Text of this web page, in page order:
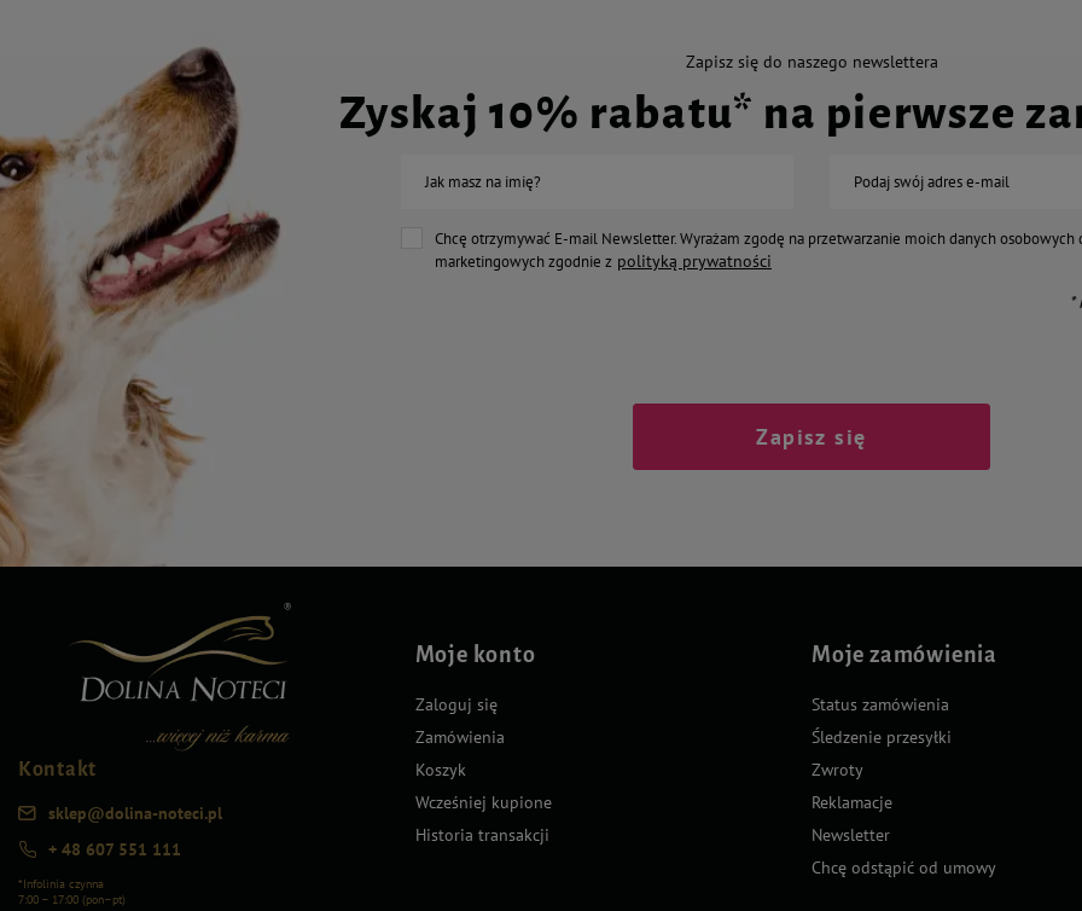
Zapisz się do naszego newslettera
Zyskaj 10% rabatu* na pierwsze
Jak masz na imię? Podaj swój adres e-mail
Chcę otrzymywać E-mail Newsletter. Wyrażam zgodę na przetwarzanie moich danych osobowych
marketingowych zgodnie z polityką prywatności
*
Zapisz się
Kontakt
sklep@dolina-noteci.pl
+ 48 607 551 111
*Infolinia czynna
7:00 – 17:00 (pon–pt)
Moje konto
Zaloguj się
Zamówienia
Koszyk
Wcześniej kupione
Historia transakcji
Moje zamówienia
Status zamówienia
Śledzenie przesyłki
Zwroty
Reklamacje
Newsletter
Chcę odstąpić od umowy